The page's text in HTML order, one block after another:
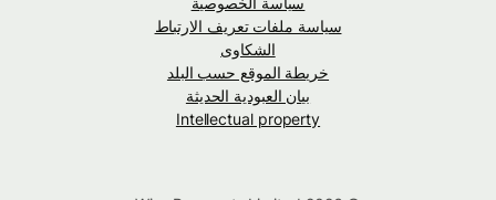
سياسة ملفات تعريف الارتباط
الشكاوى
خريطة الموقع حسب البلد
بيان العبودية الحديثة
Intellectual property